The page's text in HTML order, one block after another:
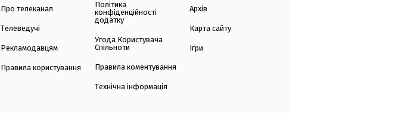
Про телеканал
Телеведучі
Рекламодавцям
Правила користування
Політика
конфіденційності
додатку
Угода Користувача
Спільноти
Правила коментування
Технічна інформація
Архів
Карта сайту
Ігри